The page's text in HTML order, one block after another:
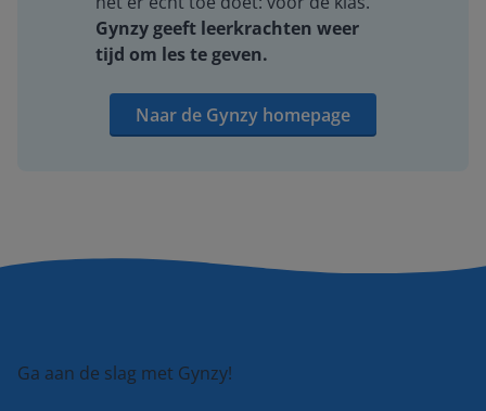
Gynzy geeft leerkrachten weer
tijd om les te geven.
Naar de Gynzy homepage
Ga aan de slag met Gynzy!